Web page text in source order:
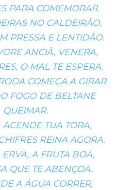
PARA COMEMORAR.
NO CALDEIRÃO,
PRESSA E LENTIDÃO.
ANCIÃ, VENERA,
O MAL TE ESPERA.
COMEÇA A GIRAR
FOGO DE BELTANE
QUEIMAR.
ACENDE TUA TORA,
REINA AGORA.
A FRUTA BOA,
QUE TE ABENÇOA.
A ÁGUA CORRER,